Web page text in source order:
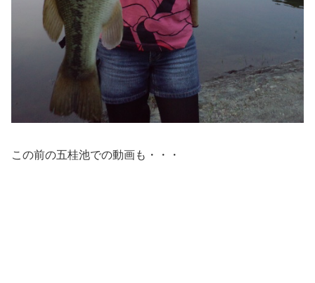
この前の五桂池での動画も・・・